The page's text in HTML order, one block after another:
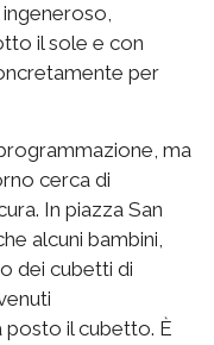
ingeneroso,
il sole e con
per
ma
cerca di
In piazza San
alcuni bambini,
dei cubetti di
il cubetto. È